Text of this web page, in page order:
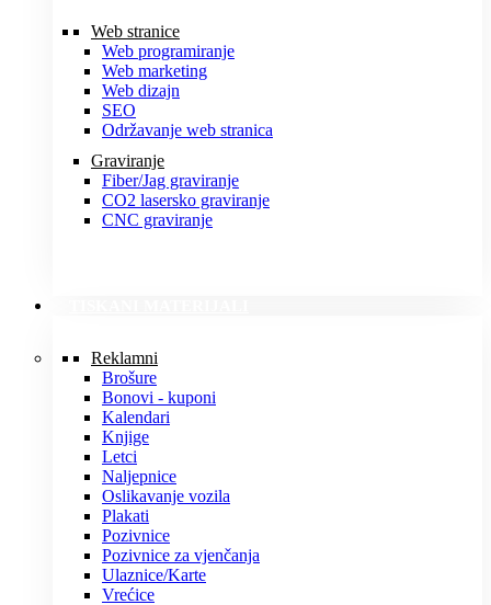
Web stranice
Web programiranje
Web marketing
Web dizajn
SEO
Održavanje web stranica
Graviranje
Fiber/Jag graviranje
CO2 lasersko graviranje
CNC graviranje
Reklamni
Brošure
Bonovi - kuponi
Kalendari
Knjige
Letci
Naljepnice
Oslikavanje vozila
Plakati
Pozivnice
Pozivnice za vjenčanja
Ulaznice/Karte
Vrećice